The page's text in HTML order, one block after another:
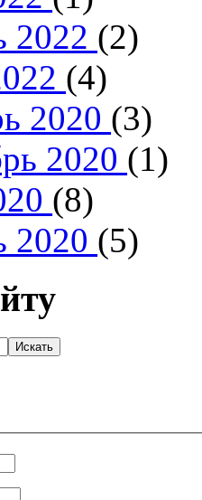
2022 (2)
(4)
2020 (3)
2020 (1)
(8)
2020 (5)